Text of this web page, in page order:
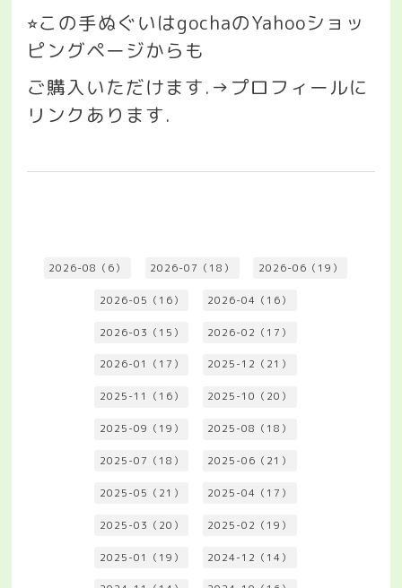
⭐︎この手ぬぐいはgochaのYahooショッ
ピングページからも
ご購入いただけます.→ プロフィールに
リンクあります.
2026-08（6） 2026-07（18） 2026-06（19）
2026-05（16） 2026-04（16）
2026-03（15） 2026-02（17）
2026-01（17） 2025-12（21）
2025-11（16） 2025-10（20）
2025-09（19） 2025-08（18）
2025-07（18） 2025-06（21）
2025-05（21） 2025-04（17）
2025-03（20） 2025-02（19）
2025-01（19） 2024-12（14）